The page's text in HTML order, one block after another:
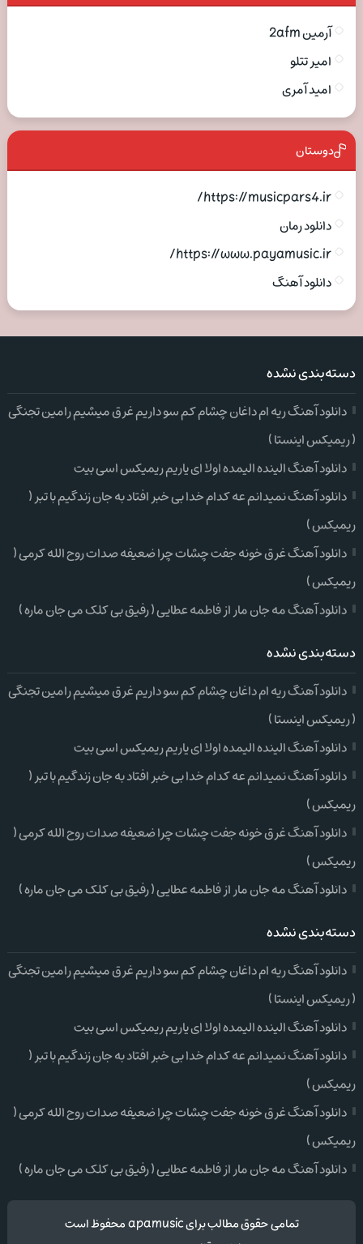
آرمین 2afm
امیر تتلو
امید آمری
دوستان
https://musicpars4.ir/
دانلود رمان
https://www.payamusic.ir/
دانلود آهنگ
دسته‌بندی نشده
دانلود آهنگ ریه ام داغان چشام کم سو داریم غرق میشیم رامین تجنگی
( ریمیکس اینستا )
دانلود آهنگ الینده الیمده اولا ای یاریم ریمیکس اسی بیت
دانلود آهنگ نمیدانم عه کدام خدا بی خبر افتاد به جان زندگیم با تبر (
ریمیکس )
دانلود آهنگ غرق خونه جفت چشات چرا ضعیفه صدات روح الله کرمی (
ریمیکس )
دانلود آهنگ مه جان مار از فاطمه عطایی ( رفیق بی کلک می جان ماره )
دسته‌بندی نشده
دانلود آهنگ ریه ام داغان چشام کم سو داریم غرق میشیم رامین تجنگی
( ریمیکس اینستا )
دانلود آهنگ الینده الیمده اولا ای یاریم ریمیکس اسی بیت
دانلود آهنگ نمیدانم عه کدام خدا بی خبر افتاد به جان زندگیم با تبر (
ریمیکس )
دانلود آهنگ غرق خونه جفت چشات چرا ضعیفه صدات روح الله کرمی (
ریمیکس )
دانلود آهنگ مه جان مار از فاطمه عطایی ( رفیق بی کلک می جان ماره )
دسته‌بندی نشده
دانلود آهنگ ریه ام داغان چشام کم سو داریم غرق میشیم رامین تجنگی
( ریمیکس اینستا )
دانلود آهنگ الینده الیمده اولا ای یاریم ریمیکس اسی بیت
دانلود آهنگ نمیدانم عه کدام خدا بی خبر افتاد به جان زندگیم با تبر (
ریمیکس )
دانلود آهنگ غرق خونه جفت چشات چرا ضعیفه صدات روح الله کرمی (
ریمیکس )
دانلود آهنگ مه جان مار از فاطمه عطایی ( رفیق بی کلک می جان ماره )
تمامی حقوق مطالب برای apamusic محفوظ است